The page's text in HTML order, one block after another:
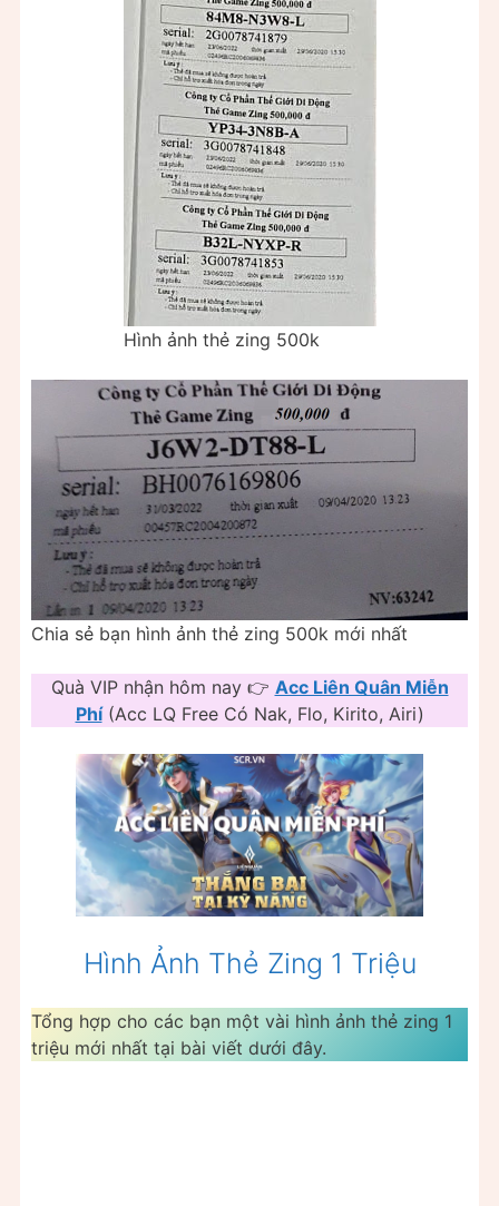
Hình ảnh thẻ zing 500k
Chia sẻ bạn hình ảnh thẻ zing 500k mới nhất
Quà VIP nhận hôm nay 👉 Acc Liên Quân Miễn
Phí(Acc LQ Free Có Nak, Flo, Kirito, Airi)
Hình Ảnh Thẻ Zing 1 Triệu
Tổng hợp cho các bạn một vài hình ảnh thẻ zing 1
triệu mới nhất tại bài viết dưới đây.